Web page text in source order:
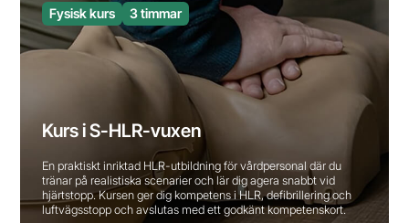
Fysisk kurs 3 timmar
Kurs i S-HLR-vuxen
En praktiskt inriktad HLR-utbildning för vårdpersonal där du
tränar på realistiska scenarier och lär dig agera snabbt vid
hjärtstopp. Kursen ger dig kompetens i HLR, defibrillering och
luftvägsstopp och avslutas med ett godkänt kompetenskort.